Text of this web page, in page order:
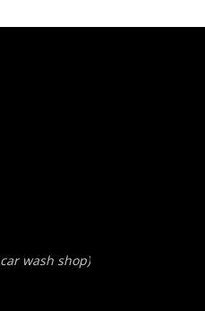
wash shop)